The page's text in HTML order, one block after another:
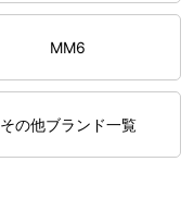
MM6
その他ブランド一覧